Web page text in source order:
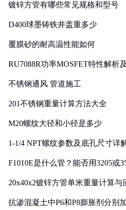
镀锌方管有哪些常见规格和型号
D400球墨铸铁井盖重多少
覆膜砂的耐高温性能如何
RU7088R功率MOSFET特性解析
不锈钢通风 管道施工
201不锈钢重量计算方法大全
M20螺纹大径和小径是多少
1-1/4 NPT螺纹参数及底孔尺寸详
F1010E是什么管？能否用3205或
20x40x2镀锌方管单米重量计算与
抗渗混凝土中P6和P8膨胀剂分别